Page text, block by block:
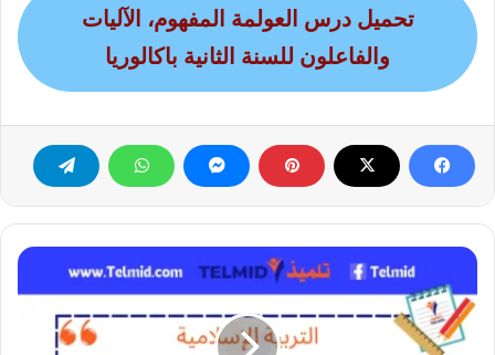
تحميل درس العولمة المفهوم، الآليات
والفاعلون للسنة الثانية باكالوريا
الإيمان
والغيب
اولى
باكالوريا